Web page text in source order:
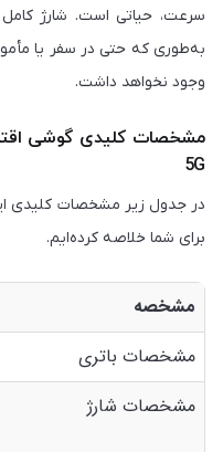
به‌طوری که حتی در سفر یا
وجود نخواهد داشت.
5G
در جدول زیر مشخصات کلیدی
برای شما خلاصه کرده‌ایم.
مشخصه
مشخصات باتری
مشخصات شارژ